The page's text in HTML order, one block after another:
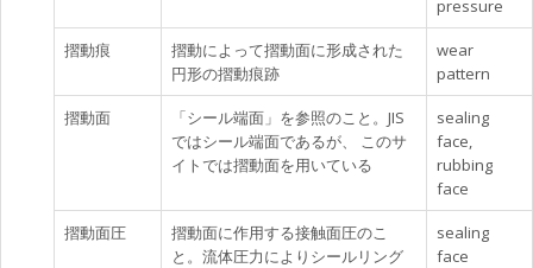
pressure
摺動痕
摺動によって摺動面に形成された
円形の摺動痕跡
wear
pattern
摺動面
「シール端面」を参照のこと。JIS
ではシール端面であるが、 このサ
イトでは摺動面を用いている
sealing
face,
rubbing
face
摺動面圧
摺動面に作用する接触面圧のこ
と。流体圧力によりシールリング
sealing
face